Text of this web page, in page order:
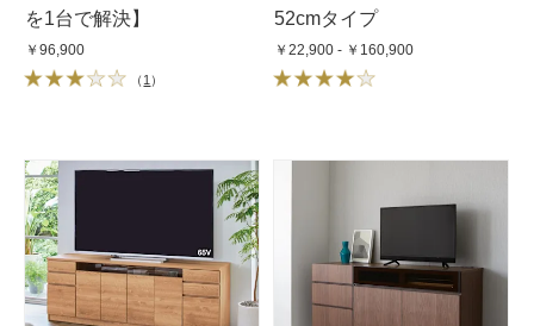
を1台で解決】
￥96,900
（ 1 ）
52cmタイプ
￥22,900 - ￥160,900